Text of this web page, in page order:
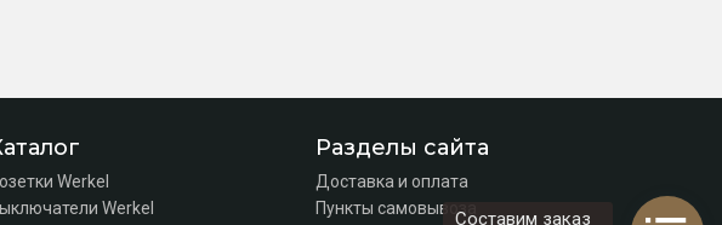
Werkel
Werkel
Разделы сайта
Доставка и оплата
Пункты самовывозаСоставим заказ